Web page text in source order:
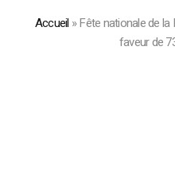
Accueil »Fête nationale de la
faveur de